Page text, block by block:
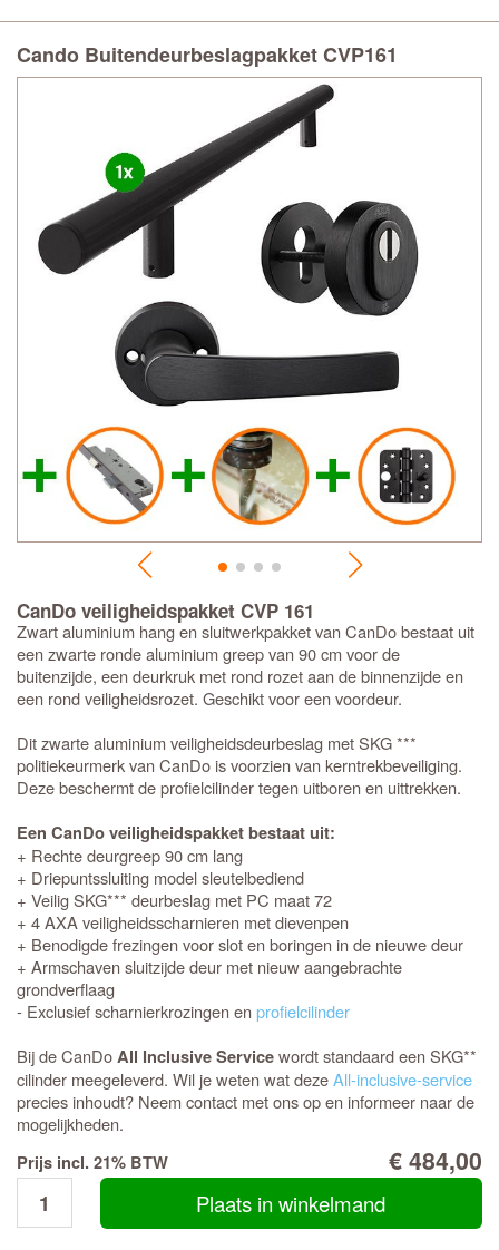
Cando Buitendeurbeslagpakket CVP161
CanDo veiligheidspakket CVP 161
Zwart aluminium hang en sluitwerkpakket van CanDo bestaat uit
een zwarte ronde aluminium greep van 90 cm voor de
buitenzijde, een deurkruk met rond rozet aan de binnenzijde en
een rond veiligheidsrozet. Geschikt voor een voordeur.
Dit zwarte aluminium veiligheidsdeurbeslag met SKG ***
politiekeurmerk van CanDo is voorzien van kerntrekbeveiliging.
Deze beschermt de profielcilinder tegen uitboren en uittrekken.
Een CanDo veiligheidspakket bestaat uit:
+ Rechte deurgreep 90 cm lang
+ Driepuntssluiting model sleutelbediend
+ Veilig SKG*** deurbeslag met PC maat 72
+ 4 AXA veiligheidsscharnieren met dievenpen
+ Benodigde frezingen voor slot en boringen in de nieuwe deur
+ Armschaven sluitzijde deur met nieuw aangebrachte
grondverflaag
- Exclusief scharnierkrozingen enprofielcilinder
Bij de CanDoAll Inclusive Servicewordt standaard een SKG**
cilinder meegeleverd. Wil je weten wat dezeAll-inclusive-service
precies inhoudt? Neem contact met ons op en informeer naar de
mogelijkheden.
Prijs incl. 21% BTW
€ 484,00
Plaats in winkelmand